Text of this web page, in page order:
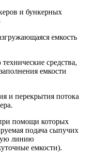
и бункерных
емкость
средства,
емкости
и перекрытия потока
помощи которых
подача сыпучих
линию
емкости).